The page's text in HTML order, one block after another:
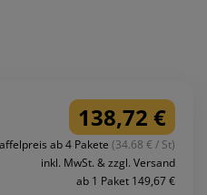
138,72 €
ab 4 Pakete (34.68 € / St)
inkl. MwSt. & zzgl. Versand
ab 1 Paket 149,67 €